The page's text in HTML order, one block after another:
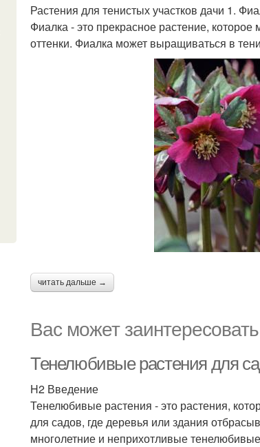
Растения для тенистых участков дачи 1.
Фиалка - это прекрасное растение,
оттенки. Фиалка может выращиваться в
читать дальше →
Вас может заинтересовать
Тенелюбивые растения для
H2 Введение
Тенелюбивые растения - это растения,
для садов, где деревья или здания
многолетние и неприхотливые